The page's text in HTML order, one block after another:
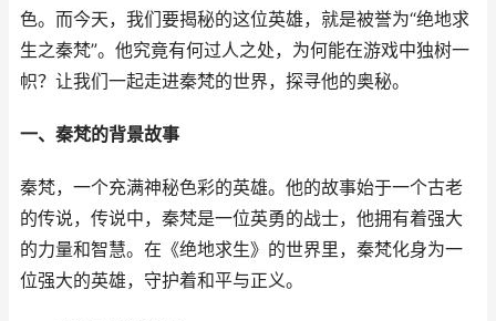
色。而今天，我们要揭秘的这位英雄，就是被誉为“绝地求
生之秦梵”。他究竟有何过人之处，为何能在游戏中独树一
帜？让我们一起走进秦梵的世界，探寻他的奥秘。
一、秦梵的背景故事
秦梵，一个充满神秘色彩的英雄。他的故事始于一个古老
的传说，传说中，秦梵是一位英勇的战士，他拥有着强大
的力量和智慧。在《绝地求生》的世界里，秦梵化身为一
位强大的英雄，守护着和平与正义。